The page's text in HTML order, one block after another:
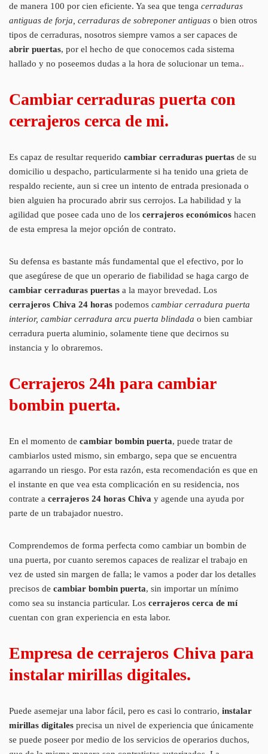
de manera 100 por cien eficiente. Ya sea que tenga cerraduras
antiguas de forja, cerraduras de sobreponer antiguas o bien otros
tipos de cerraduras, nosotros siempre vamos a ser capaces de
abrir puertas, por el hecho de que conocemos cada sistema
hallado y no poseemos dudas a la hora de solucionar un tema..
Cambiar cerraduras puerta con
cerrajeros cerca de mi.
Es capaz de resultar requerido cambiar cerraduras puertas de su
domicilio u despacho, particularmente si ha tenido una grieta de
respaldo reciente, aun si cree un intento de entrada presionada o
bien alguien ha procurado abrir sus cerrojos. La habilidad y la
agilidad que posee cada uno de los cerrajeros económicos hacen
de esta empresa la mejor opción de contrato.
Su defensa es bastante más fundamental que el efectivo, por lo
que asegúrese de que un operario de fiabilidad se haga cargo de
cambiar cerraduras puertas a la mayor brevedad. Los
cerrajeros Chiva 24 horas podemos cambiar cerradura puerta
interior, cambiar cerradura arcu puerta blindada o bien cambiar
cerradura puerta aluminio, solamente tiene que decirnos su
instancia y lo obraremos.
Cerrajeros 24h para cambiar
bombin puerta.
En el momento de cambiar bombin puerta, puede tratar de
cambiarlos usted mismo, sin embargo, sepa que se encuentra
agarrando un riesgo. Por esta razón, esta recomendación es que en
el instante en que vea esta complicación en su residencia, nos
contrate a cerrajeros 24 horas Chiva y agende una ayuda por
parte de un trabajador nuestro.
Comprendemos de forma perfecta como cambiar un bombin de
una puerta, por cuanto seremos capaces de realizar el trabajo en
vez de usted sin margen de falla; le vamos a poder dar los detalles
precisos de cambiar bombin puerta, sin importar un mínimo
como sea su instancia particular. Los cerrajeros cerca de mí
cuentan con gran experiencia en esta labor.
Empresa de cerrajeros Chiva para
instalar mirillas digitales.
Puede asemejar una labor fácil, pero es casi lo contrario, instalar
mirillas digitales precisa un nivel de experiencia que únicamente
se puede poseer por medio de los servicios de operarios duchos,